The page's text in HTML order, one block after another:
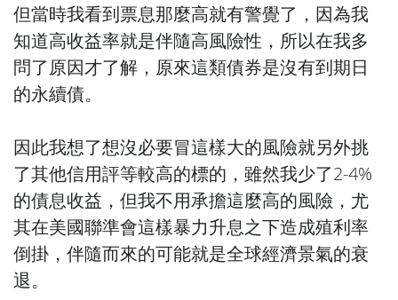
但當時我看到票息那麼高就有警覺了，因為我
知道高收益率就是伴隨高風險性，所以在我多
問了原因才了解，原來這類債券是沒有到期日
的永續債。
因此我想了想沒必要冒這樣大的風險就另外挑
了其他信用評等較高的標的，雖然我少了2-4%
的債息收益，但我不用承擔這麼高的風險，尤
其在美國聯準會這樣暴力升息之下造成殖利率
倒掛，伴隨而來的可能就是全球經濟景氣的衰
退。